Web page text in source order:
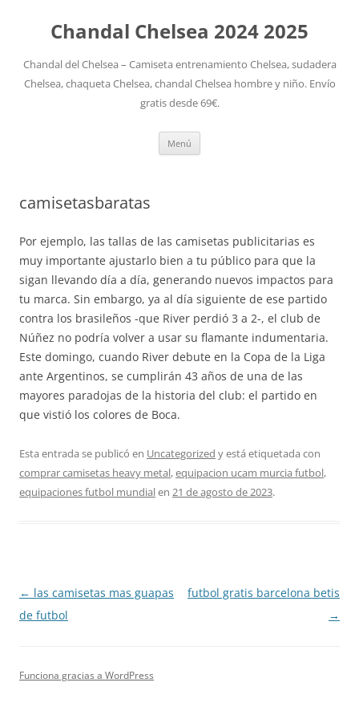
Chandal Chelsea 2024 2025
Chandal del Chelsea – Camiseta entrenamiento Chelsea, sudadera
Chelsea, chaqueta Chelsea, chandal Chelsea hombre y niño. Envío
gratis desde 69€.
Menú
camisetasbaratas
Por ejemplo, las tallas de las camisetas publicitarias es
muy importante ajustarlo bien a tu público para que la
sigan llevando día a día, generando nuevos impactos para
tu marca. Sin embargo, ya al día siguiente de ese partido
contra los brasileños -que River perdió 3 a 2-, el club de
Núñez no podría volver a usar su flamante indumentaria.
Este domingo, cuando River debute en la Copa de la Liga
ante Argentinos, se cumplirán 43 años de una de las
mayores paradojas de la historia del club: el partido en
que vistió los colores de Boca.
Esta entrada se publicó en Uncategorized y está etiquetada con
comprar camisetas heavy metal,equipacion ucam murcia futbol,
equipaciones futbol mundialen 21 de agosto de 2023.
Navegación
de
← las camisetas mas guapas
de futbol
futbol gratis barcelona betis
→
Funciona gracias a WordPress